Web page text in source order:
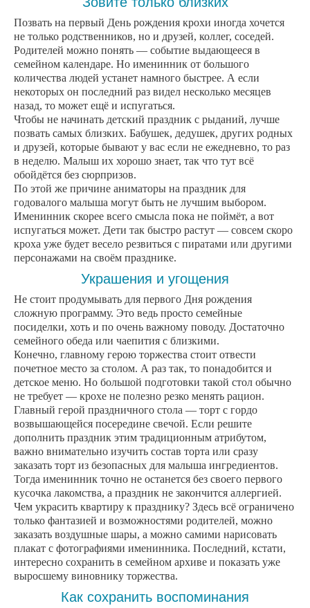
Позвать на первый День рождения крохи иногда хочется
не только родственников, но и друзей, коллег, соседей.
Родителей можно понять — событие выдающееся в
семейном календаре. Но именинник от большого
количества людей устанет намного быстрее. А если
некоторых он последний раз видел несколько месяцев
назад, то может ещё и испугаться.
Чтобы не начинать детский праздник с рыданий, лучше
позвать самых близких. Бабушек, дедушек, других родных
и друзей, которые бывают у вас если не ежедневно, то раз
в неделю. Малыш их хорошо знает, так что тут всё
обойдётся без сюрпризов.
По этой же причине аниматоры на праздник для
годовалого малыша могут быть не лучшим выбором.
Именинник скорее всего смысла пока не поймёт, а вот
испугаться может. Дети так быстро растут — совсем скоро
кроха уже будет весело резвиться с пиратами или другими
персонажами на своём празднике.
Украшения и угощения
Не стоит продумывать для первого Дня рождения
сложную программу. Это ведь просто семейные
посиделки, хоть и по очень важному поводу. Достаточно
семейного обеда или чаепития с близкими.
Конечно, главному герою торжества стоит отвести
почетное место за столом. А раз так, то понадобится и
детское меню. Но большой подготовки такой стол обычно
не требует — крохе не полезно резко менять рацион.
Главный герой праздничного стола — торт с гордо
возвышающейся посередине свечой. Если решите
дополнить праздник этим традиционным атрибутом,
важно внимательно изучить состав торта или сразу
заказать торт из безопасных для малыша ингредиентов.
Тогда именинник точно не останется без своего первого
кусочка лакомства, а праздник не закончится аллергией.
Чем украсить квартиру к празднику? Здесь всё ограничено
только фантазией и возможностями родителей, можно
заказать воздушные шары, а можно самими нарисовать
плакат с фотографиями именинника. Последний, кстати,
интересно сохранить в семейном архиве и показать уже
выросшему виновнику торжества.
Как сохранить воспоминания